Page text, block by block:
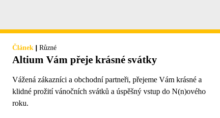
Článek | Různé
Altium Vám přeje krásné svátky
Vážená zákazníci a obchodní partneři, přejeme Vám krásné a
klidné prožití vánočních svátků a úspěšný vstup do N(n)ového
roku.